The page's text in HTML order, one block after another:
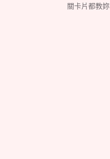
關卡片都教妳